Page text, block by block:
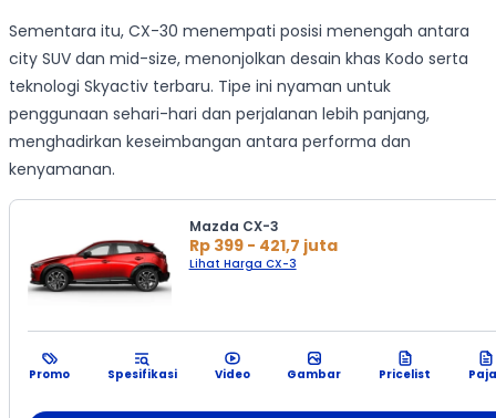
Sementara itu, CX-30 menempati posisi menengah antara
city SUV dan mid-size, menonjolkan desain khas Kodo serta
teknologi Skyactiv terbaru. Tipe ini nyaman untuk
penggunaan sehari-hari dan perjalanan lebih panjang,
menghadirkan keseimbangan antara performa dan
kenyamanan.
Mazda CX-3
Rp 399 - 421,7 juta
Lihat Harga CX-3
Promo Spesifikasi Video Gambar Pricelist